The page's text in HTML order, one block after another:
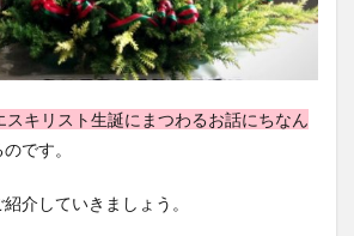
スキリスト生誕にまつわるお話にちなん
です。
介していきましょう。